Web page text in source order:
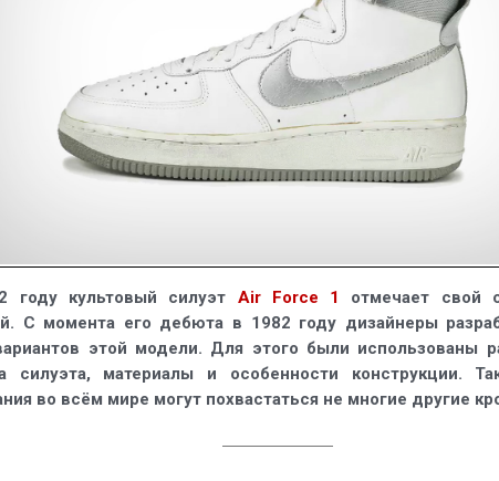
году культовый силуэт Air Force 1
отмечает свой
С момента его дебюта в 1982 году дизайнеры
этой модели. Для этого были использованы
силуэта, материалы и особенности конструкции.
во всём мире могут похвастаться не многие другие